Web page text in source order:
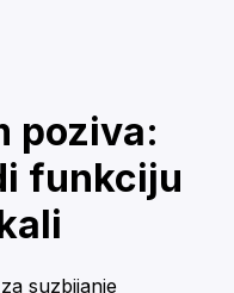
poziva:
funkciju
suzbijanje